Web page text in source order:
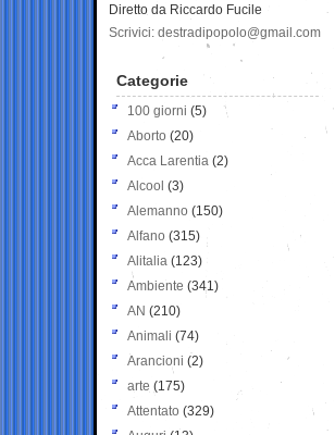
Diretto da Riccardo Fucile
Scrivici: destradipopolo@gmail.com
Categorie
100 giorni (5)
Aborto (20)
Acca Larentia (2)
Alcool (3)
Alemanno (150)
Alfano (315)
Alitalia (123)
Ambiente (341)
AN (210)
Animali (74)
Arancioni (2)
arte (175)
Attentato (329)